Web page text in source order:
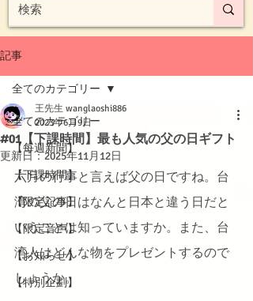
記事
全てのカテゴリー
【每週新聞】
【下課時間】
【限定記事】
【限定音声】
【お知らせ】
【特別企劃】
全てのカテゴリー
#01【下課時間】最も人気の父の日ギフト
王先生 wanglaoshi886
2023年6月9日
更新日：2025年11月12日
六月の行事と言えば父の日ですね。台
湾の父の日はなんと日本と違う日だと
いうことは知っていますか。また、台
湾人はどんな物をプレゼントするので
しょうか。